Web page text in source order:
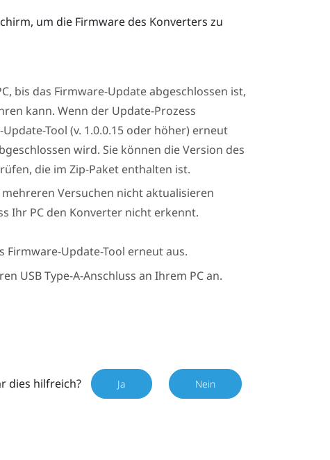
um die Firmware des Konverters zu
bis das Firmware-Update abgeschlossen ist,
kann. Wenn der Update-Prozess
Tool (v. 1.0.0.15 oder höher) erneut
wird. Sie können die Version des
die im Zip-Paket enthalten ist.
Versuchen nicht aktualisieren
Ihr PC den Konverter nicht erkennt.
Firmware-Update-Tool erneut aus.
USB Type-A-Anschluss an Ihrem PC an.
dies hilfreich? Ja Nein